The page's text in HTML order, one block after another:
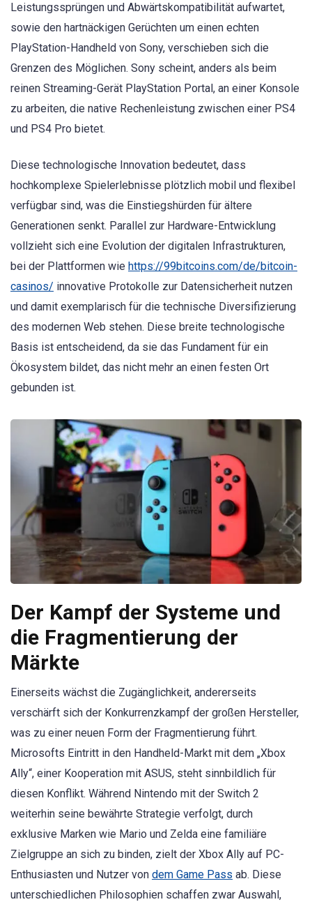
Leistungssprüngen und Abwärtskompatibilität aufwartet,
sowie den hartnäckigen Gerüchten um einen echten
PlayStation-Handheld von Sony, verschieben sich die
Grenzen des Möglichen. Sony scheint, anders als beim
reinen Streaming-Gerät PlayStation Portal, an einer Konsole
zu arbeiten, die native Rechenleistung zwischen einer PS4
und PS4 Pro bietet.
Diese technologische Innovation bedeutet, dass
hochkomplexe Spielerlebnisse plötzlich mobil und flexibel
verfügbar sind, was die Einstiegshürden für ältere
Generationen senkt. Parallel zur Hardware-Entwicklung
vollzieht sich eine Evolution der digitalen Infrastrukturen,
bei der Plattformen wie https://99bitcoins.com/de/bitcoin-
casinos/ innovative Protokolle zur Datensicherheit nutzen
und damit exemplarisch für die technische Diversifizierung
des modernen Web stehen. Diese breite technologische
Basis ist entscheidend, da sie das Fundament für ein
Ökosystem bildet, das nicht mehr an einen festen Ort
gebunden ist.
Der Kampf der Systeme und
die Fragmentierung der
Märkte
Einerseits wächst die Zugänglichkeit, andererseits
verschärft sich der Konkurrenzkampf der großen Hersteller,
was zu einer neuen Form der Fragmentierung führt.
Microsofts Eintritt in den Handheld-Markt mit dem „Xbox
Ally“, einer Kooperation mit ASUS, steht sinnbildlich für
diesen Konflikt. Während Nintendo mit der Switch 2
weiterhin seine bewährte Strategie verfolgt, durch
exklusive Marken wie Mario und Zelda eine familiäre
Zielgruppe an sich zu binden, zielt der Xbox Ally auf PC-
Enthusiasten und Nutzer von dem Game Pass ab. Diese
unterschiedlichen Philosophien schaffen zwar Auswahl,